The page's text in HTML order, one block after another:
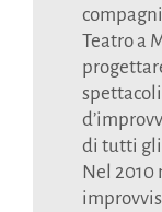
Teatro a
di tutti gli
Nel 2010